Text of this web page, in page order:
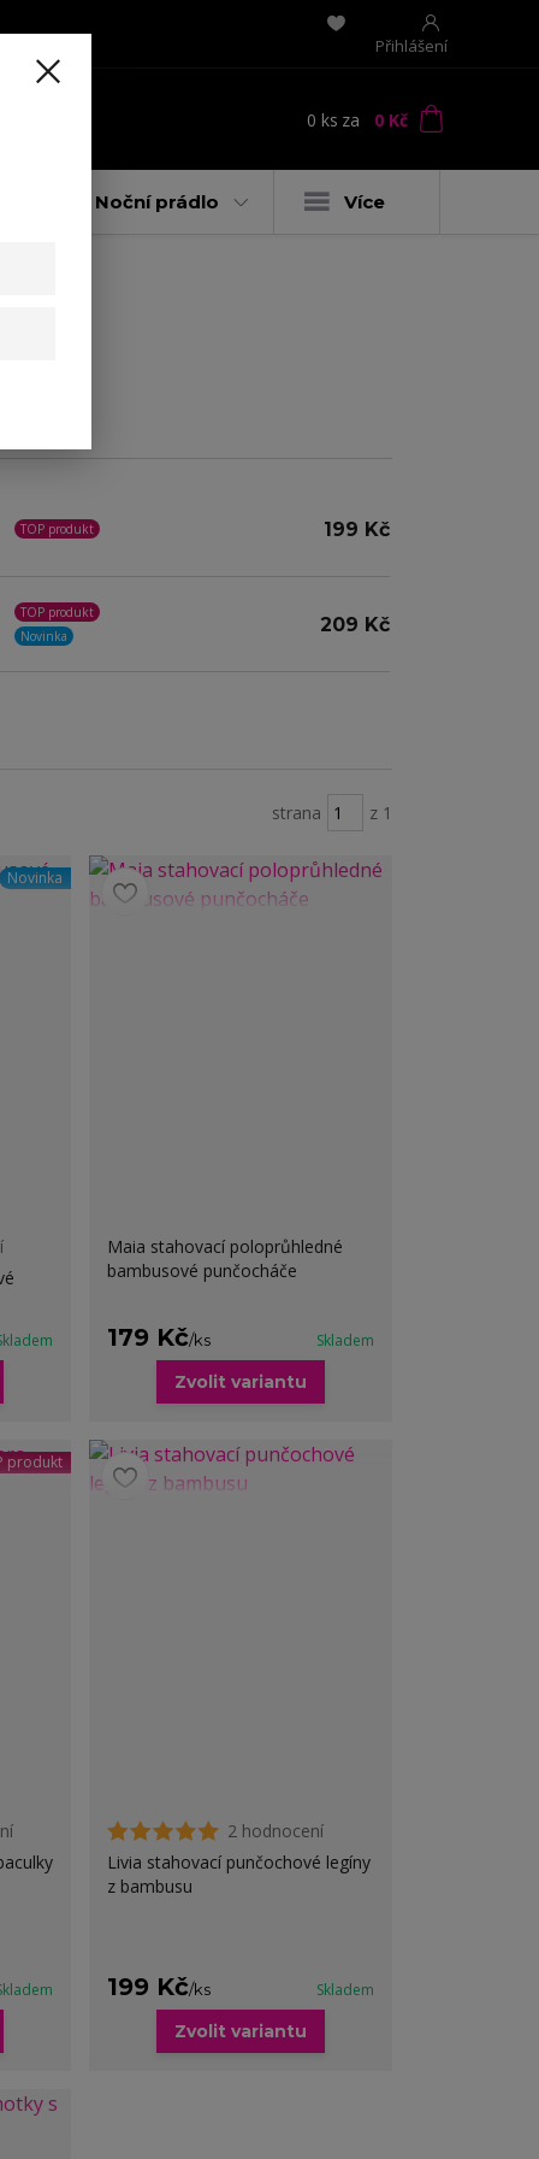
Přihlášení
0 ks za 0 Kč
Noční prádlo Více
TOP produkt 199 Kč
TOP produkt
Novinka
209 Kč
strana z 1
Novinka
Maia stahovací poloprůhledné
bambusové punčocháče
179 Kč/ks Skladem
Zvolit variantu
produkt
2 hodnocení
Livia stahovací punčochové legíny
z bambusu
199 Kč/ks Skladem
Zvolit variantu